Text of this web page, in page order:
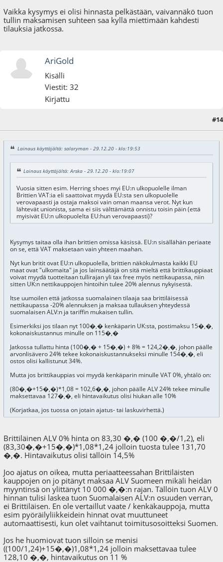
Vaikka kysymys ei olisi hinnasta pelkästään, vaivannäkö tuon
tullin maksamisen suhteen saa kyllä miettimään kahdesti
tilauksia jatkossa.
AriGold
Kisälli
Viestit: 32
Kirjattu
#14
Lainaus käyttäjältä: salaryman - 29.12.20 - klo:19:53
Lainaus käyttäjältä: Arska - 29.12.20 - klo:19:07
Vuosia sitten esim. Herring shoes myi EU:n ulkopuolelle ilman
Brittien VAT:ia eli saattoivat myydä EU:sta sen ulkopuolelle
verovapaasti ja ostaja maksoi vain oman maansa verot. Nyt kun
lähtevät unionista, sama ei siis välttämättä onnistu toisin päin (että
myisivät EU:n ulkopuolelta EU:hun verovapaasti)?
Kysymys taitaa olla ihan brittien omissa käsissä. EU:n sisällähän periaate
on se, että VAT maksetaan vain yhteen maahan.
Nyt kun britit ovat EU:n ulkopuolella, brittien näkökulmasta kaikki EU
maat ovat "ulkomaita" ja jos lainsäätäjä on sitä mieltä että brittikauppiaat
voivat myydä tuotteitaan tullirajan yli tax free myös nettikaupassa, niin
sitten UK:n nettikauppojen hintoihin tulee 20% alennus nykyisestä.
Itse uumoilen että jatkossa suomalainen tilaaja saa brittiläisessä
nettikaupassa -20% alennuksen ja maksaa tullauksen yhteydessä
suomalaisen ALV:n ja tariffin mukaisen tullin.
Esimerkiksi jos tilaan nyt 100�,� kenkäparin UK:sta, postimaksu 15�,�,
kokonaiskustannus minulle on 115�,�
Jatkossa tullattu hinta (100�,� + 15�,�) + 8% = 124,2�,�, johon päälle
arvonlisävero 24% tekee kokonaiskustannukseksi minulle 154�,�, eli
ostos olisi kallistunut 34%.
Mutta jos brittikauppias voi myydä kenkäparin minulle VAT 0%, yhtälö on:
(80�,�+15�,�)*1,08 = 102,6�,�, johon päälle ALV 24% tekee minulle
maksettavaa 127�,�, eli hintavaikutus olisi hiukan alle 10%
(Korjatkaa, jos tuossa on jotain ajatus- tai laskuvirhettä.)
Brittiläinen ALV 0% hinta on 83,30 �,� (100 �,�/1,2), eli
(83,30�,�+15�,�)*1,08*1,24 jolloin tuosta tulee 131,70
�,�. Hintavaikutus olisi tällöin 14,5%
Joo ajatus on oikea, mutta periaatteessahan Brittiläisten
kauppojen on jo pitänyt maksaa ALV Suomeen mikäli heidän
myyntinsä on ylittänyt 10 000 �,�:n rajan. Tällöin tuon ALV 0
hinnan tulisi laskea tuon Suomalaisen ALV:n osuuden verran,
ei Brittiläisen. En ole vertaillut vaate / kenkäkauppoja, mutta
esim pyöräilyliikkeidein hinnat ovat muuttuneet
automaattisesti, kun olet vaihtanut toimitusosoitteksi Suomen.
Jos he huomiovat tuon silloin se menisi
((100/1,24)+15�,�)1,08*1,24 jolloin maksettavaa tulee
128,10 �,�, hintavaikutus on 11 %